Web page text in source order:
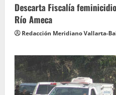
Descarta Fiscalía
Río Ameca
Redacción Meridiano Vallarta-